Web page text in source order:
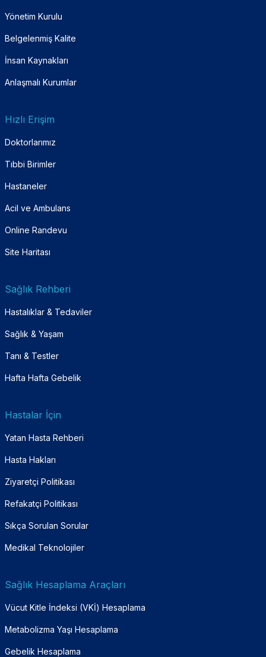
Yönetim Kurulu
Belgelenmiş Kalite
İnsan Kaynakları
Anlaşmalı Kurumlar
Hızlı Erişim
Doktorlarımız
Tıbbi Birimler
Hastaneler
Acil ve Ambulans
Online Randevu
Site Haritası
Sağlık Rehberi
Hastalıklar & Tedaviler
Sağlık & Yaşam
Tanı & Testler
Hafta Hafta Gebelik
Hastalar İçin
Yatan Hasta Rehberi
Hasta Hakları
Ziyaretçi Politikası
Refakatçi Politikası
Sıkça Sorulan Sorular
Medikal Teknolojiler
Sağlık Hesaplama Araçları
Vücut Kitle İndeksi (VKİ) Hesaplama
Metabolizma Yaşı Hesaplama
Gebelik Hesaplama